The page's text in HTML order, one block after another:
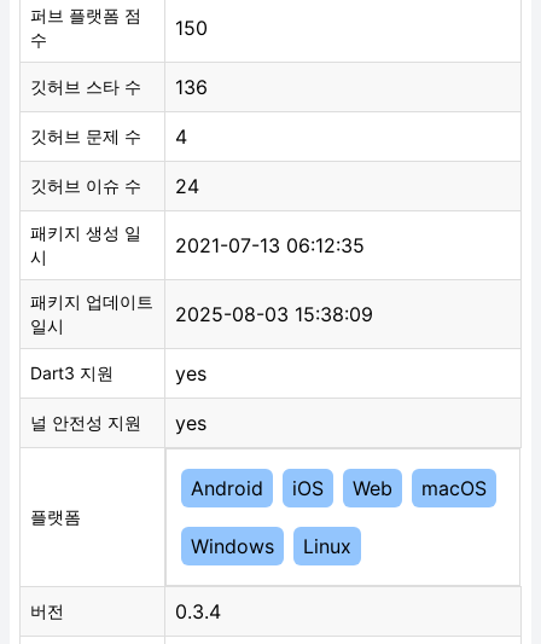
퍼브 플랫폼 점
수
150
깃허브 스타 수 136
깃허브 문제 수 4
깃허브 이슈 수 24
패키지 생성 일
시
2021-07-13 06:12:35
패키지 업데이트
일시
2025-08-03 15:38:09
Dart3 지원 yes
널 안전성 지원 yes
플랫폼
Android iOS Web macOS
Windows Linux
버전 0.3.4